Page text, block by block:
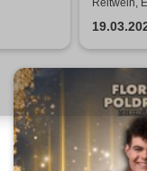
Reitwein,